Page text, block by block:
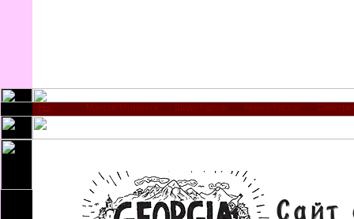
Мцхета-Мтианети Шида-Картли Квемо-Картли